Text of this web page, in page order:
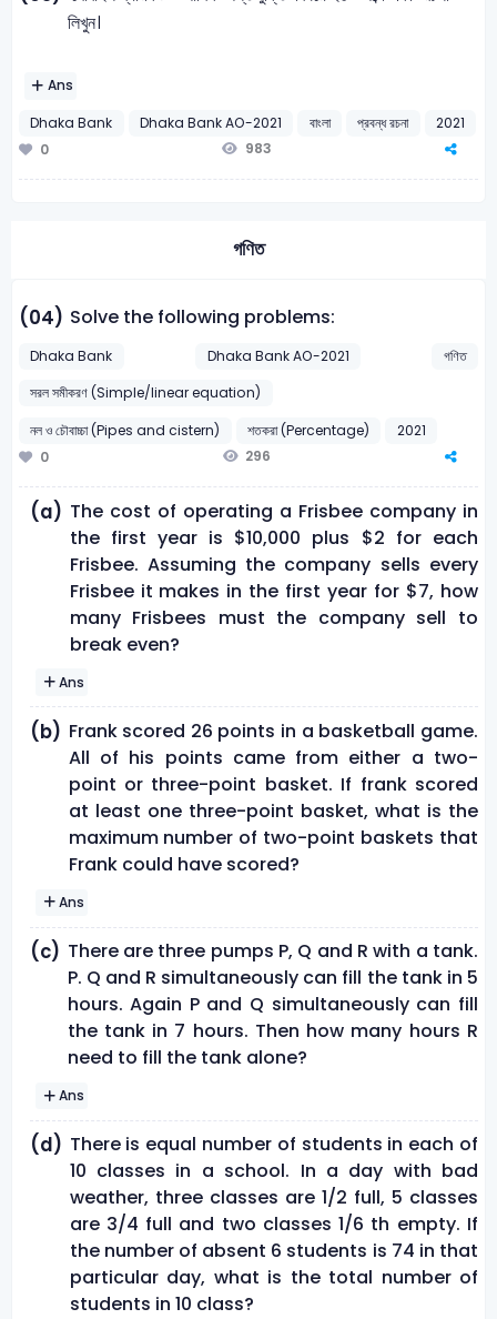
লিখুন।
Ans
Dhaka Bank
Dhaka Bank AO-2021 বাংলা প্রবন্ধ রচনা
2021
0
983
গণিত
(04) Solve the following problems:
Dhaka Bank Dhaka Bank AO-2021
গণিত
সরল সমীকরণ (Simple/linear equation)
নল ও চৌবাচ্চা (Pipes and cistern)
শতকরা (Percentage)
2021
0
296
(a) The cost of operating a Frisbee company in
the first year is $10,000 plus $2 for each
Frisbee. Assuming the company sells every
Frisbee it makes in the first year for $7, how
many Frisbees must the company sell to
break even?
Ans
(b) Frank scored 26 points in a basketball game.
All of his points came from either a two-
point or three-point basket. If frank scored
at least one three-point basket, what is the
maximum number of two-point baskets that
Frank could have scored?
Ans
(c) There are three pumps P, Q and R with a tank.
P. Q and R simultaneously can fill the tank in 5
hours. Again P and Q simultaneously can fill
the tank in 7 hours. Then how many hours R
need to fill the tank alone?
Ans
(d) There is equal number of students in each of
10 classes in a school. In a day with bad
weather, three classes are 1/2 full, 5 classes
are 3/4 full and two classes 1/6 th empty. If
the number of absent 6 students is 74 in that
particular day, what is the total number of
students in 10 class?